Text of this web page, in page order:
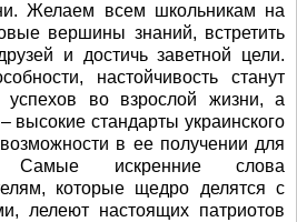
Желаем всем школьникам на
вершины знаний, встретить
и достичь заветной цели.
настойчивость станут
во взрослой жизни, а
высокие стандарты украинского
в ее получении для
Самые искренние слова
которые щедро делятся с
лелеют настоящих патриотов